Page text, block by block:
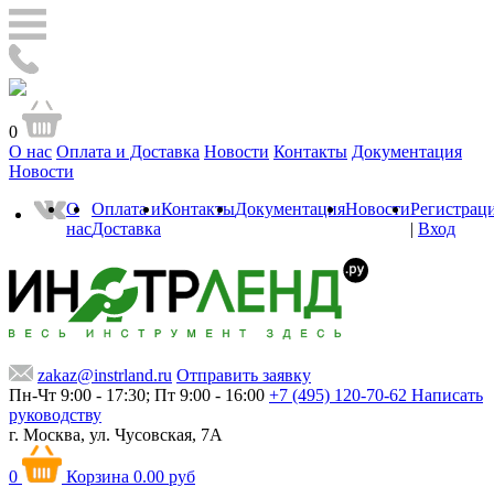
0
О нас Оплата и Доставка Новости Контакты Документация
Новости
О
нас
Оплата и
Доставка
КонтактыДокументацияНовости
| Вход
zakaz@instrland.ru Отправить заявку
Пн-Чт 9:00 - 17:30; Пт 9:00 - 16:00 +7 (495) 120-70-62 Написать
руководству
г. Москва, ул. Чусовская, 7А
0 Корзина 0.00 руб